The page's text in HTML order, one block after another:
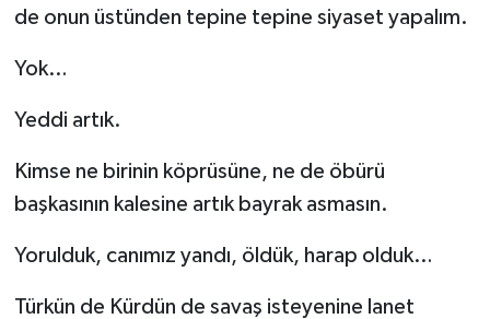
de onun üstünden tepine tepine siyaset yapalım.
Yok…
Yeddi artık.
Kimse ne birinin köprüsüne, ne de öbürü
başkasının kalesine artık bayrak asmasın.
Yorulduk, canımız yandı, öldük, harap olduk…
Türkün de Kürdün de savaş isteyenine lanet